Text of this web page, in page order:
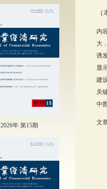
2026年 第15期
内
大
诱
显
建
关
中
文